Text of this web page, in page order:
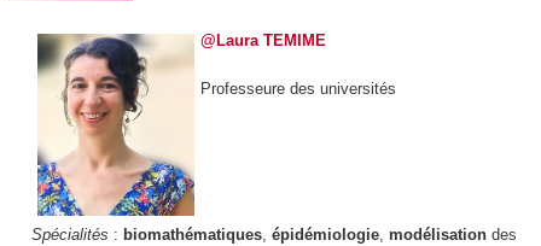
@Laura TEMIME
Professeure des universités
Spécialités : biomathématiques épidémiologie modélisation des